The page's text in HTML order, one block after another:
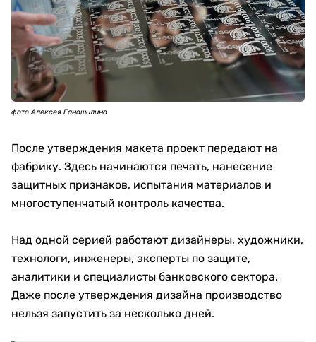
фото Алексея Ганашилина
После утверждения макета проект передают на
фабрику. Здесь начинаются печать, нанесение
защитных признаков, испытания материалов и
многоступенчатый контроль качества.
Над одной серией работают дизайнеры, художники,
технологи, инженеры, эксперты по защите,
аналитики и специалисты банковского сектора.
Даже после утверждения дизайна производство
нельзя запустить за несколько дней.